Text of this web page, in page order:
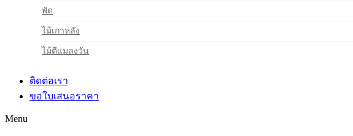
พัด
ไม้เกาหลัง
ไม้ตีแมลงวัน
ติดต่อเรา
ขอใบเสนอราคา
Menu